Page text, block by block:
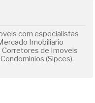
com especialistas
Imobiliario
Corretores de Imoveis
(Sipces).